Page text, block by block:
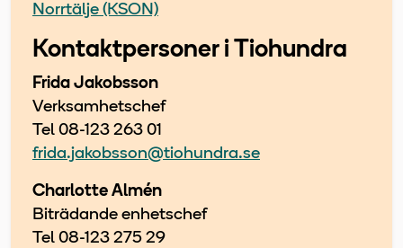
Norrtälje (KSON)
Kontaktpersoner i Tiohundra
Frida Jakobsson
Verksamhetschef
Tel 08-123 263 01
frida.jakobsson@tiohundra.se
Charlotte Almén
Biträdande enhetschef
Tel 08-123 275 29